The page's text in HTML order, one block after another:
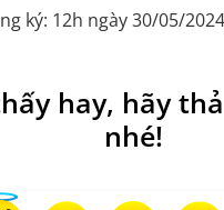
ký: 12h ngày 30/05/2024
hay, hãy
nhé!